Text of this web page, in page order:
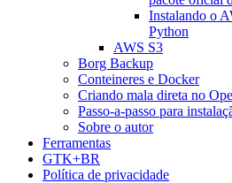
Instalando o
Python
AWS S3
Borg Backup
Conteineres e Docker
Criando mala direta no
Passo-a-passo para
Sobre o autor
Ferramentas
GTK+BR
Política de privacidade